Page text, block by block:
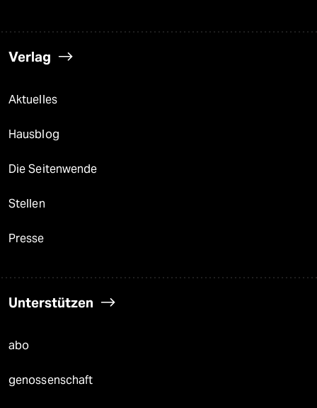
Verlag
Aktuelles
Hausblog
Die Seitenwende
Stellen
Presse
Unterstützen
abo
genossenschaft